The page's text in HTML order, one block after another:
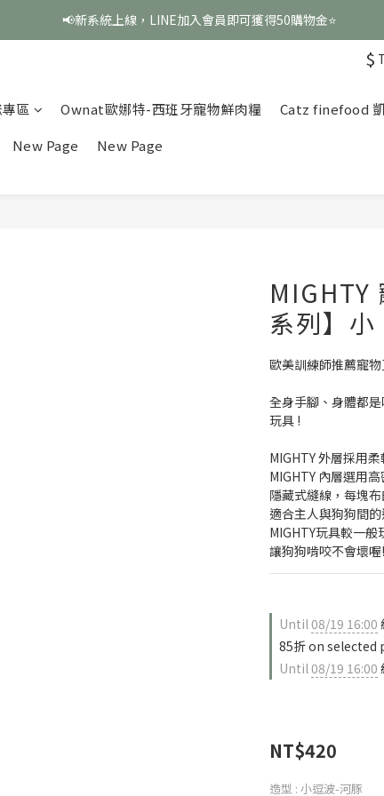
📢新系統上線，LINE加入會員即可獲得50購物金⭐
$
區 Ownat歐娜特-西班牙寵物鮮肉糧
Catz finefood
New Page New Page
MIGHTY
系列】小
歐美訓練師推薦寵
全身手腳、身體都
玩具 !
MIGHTY 外層採用
MIGHTY 內層選用
隱藏式縫線，每塊
適合主人與狗狗間
MIGHTY玩具較一
讓狗狗啃咬不會壞喔
Until08/19 16:00
85折 on selected
Until08/19 16:00
NT$420
造型 : 小逗波-河豚